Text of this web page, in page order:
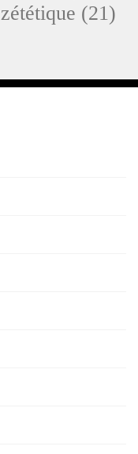
zététique (21)